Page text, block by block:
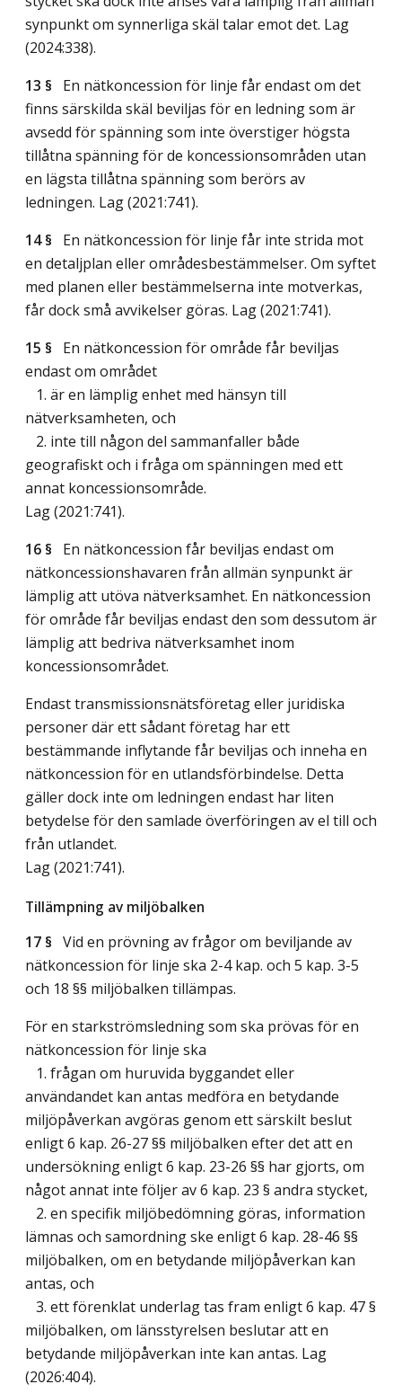
synpunkt om synnerliga skäl talar emot det. Lag
(2024:338).
13 § En nätkoncession för linje får endast om det
finns särskilda skäl beviljas för en ledning som är
avsedd för spänning som inte överstiger högsta
tillåtna spänning för de koncessionsområden utan
en lägsta tillåtna spänning som berörs av
ledningen. Lag (2021:741).
14 § En nätkoncession för linje får inte strida mot
en detaljplan eller områdesbestämmelser. Om syftet
med planen eller bestämmelserna inte motverkas,
får dock små avvikelser göras. Lag (2021:741).
15 § En nätkoncession för område får beviljas
endast om området
1. är en lämplig enhet med hänsyn till
nätverksamheten, och
2. inte till någon del sammanfaller både
geografiskt och i fråga om spänningen med ett
annat koncessionsområde.
Lag (2021:741).
16 § En nätkoncession får beviljas endast om
nätkoncessionshavaren från allmän synpunkt är
lämplig att utöva nätverksamhet. En nätkoncession
för område får beviljas endast den som dessutom är
lämplig att bedriva nätverksamhet inom
koncessionsområdet.
Endast transmissionsnätsföretag eller juridiska
personer där ett sådant företag har ett
bestämmande inflytande får beviljas och inneha en
nätkoncession för en utlandsförbindelse. Detta
gäller dock inte om ledningen endast har liten
betydelse för den samlade överföringen av el till och
från utlandet.
Lag (2021:741).
Tillämpning av miljöbalken
17 § Vid en prövning av frågor om beviljande av
nätkoncession för linje ska 2-4 kap. och 5 kap. 3-5
och 18 §§ miljöbalken tillämpas.
För en starkströmsledning som ska prövas för en
nätkoncession för linje ska
1. frågan om huruvida byggandet eller
användandet kan antas medföra en betydande
miljöpåverkan avgöras genom ett särskilt beslut
enligt 6 kap. 26-27 §§ miljöbalken efter det att en
undersökning enligt 6 kap. 23-26 §§ har gjorts, om
något annat inte följer av 6 kap. 23 § andra stycket,
2. en specifik miljöbedömning göras, information
lämnas och samordning ske enligt 6 kap. 28-46 §§
miljöbalken, om en betydande miljöpåverkan kan
antas, och
3. ett förenklat underlag tas fram enligt 6 kap. 47 §
miljöbalken, om länsstyrelsen beslutar att en
betydande miljöpåverkan inte kan antas. Lag
(2026:404).